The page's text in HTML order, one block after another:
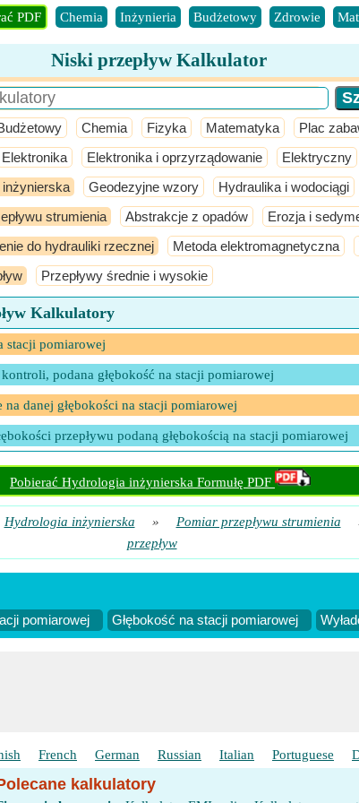
PDF Chemia Inżynieria Budżetowy Zdrowie
Niski przepływ Kalkulator
Chemia Fizyka Matematyka Plac
Elektronika Elektronika i oprzyrządowanie Elektryczny
inżynierska Geodezyjne wzory Hydraulika i wodociągi
strumienia Abstrakcje z opadów Erozja i
do hydrauliki rzecznej Metoda elektromagnetyczna
Przepływy średnie i wysokie
Kalkulatory
stacji pomiarowej
podana głębokość na stacji pomiarowej
na danej głębokości na stacji pomiarowej
przepływu podaną głębokością na stacji pomiarowej
Pobierać Hydrologia inżynierska Formułę PDF
Hydrologia inżynierska » Pomiar przepływu strumienia
przepływ
pomiarowej Głębokość na stacji pomiarowej
French German Russian Italian Portuguese
kalkulatory